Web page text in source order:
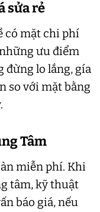
sửa rẻ
có mặt chi phí
ưu điểm
đừng lo lắng, gía
so với mặt bằng
Tâm
miễn phí. Khi
tâm, kỹ thuật
báo giá, nếu